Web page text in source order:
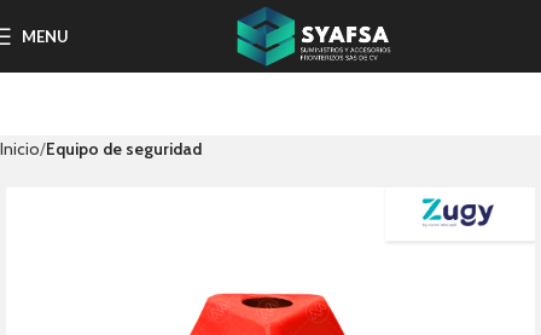
MENU
Inicio Equipo de seguridad